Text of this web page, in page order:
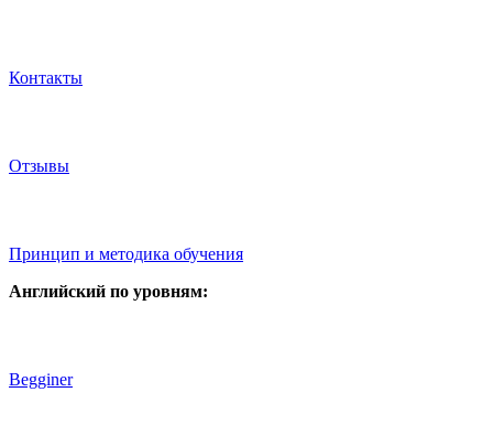
Контакты
Отзывы
Принцип и методика обучения
Английский по уровням:
Begginer